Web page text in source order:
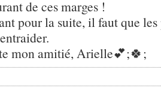
de ces marges !
pour la suite, il faut que les
mon amitié, Arielle💕;🍀;